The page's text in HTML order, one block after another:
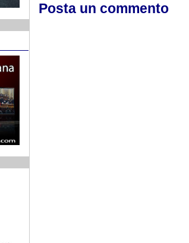
Posta un commento